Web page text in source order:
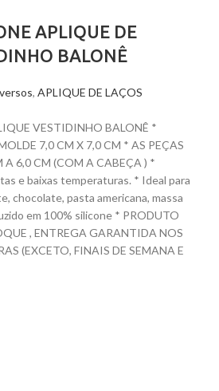
APLIQUE DE
BALONÊ
, APLIQUE DE LAÇOS
VESTIDINHO BALONÊ *
7,0 CM X 7,0 CM * AS PEÇAS
A 6,0 CM (COM A CABEÇA ) *
e baixas temperaturas. * Ideal para
chocolate, pasta americana, massa
em 100% silicone * PRODUTO
, ENTREGA GARANTIDA NOS
(EXCETO, FINAIS DE SEMANA E